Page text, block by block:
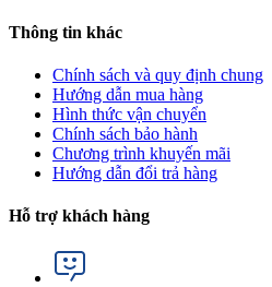
Thông tin khác
Chính sách và quy định chung
Hướng dẫn mua hàng
Hình thức vận chuyển
Chính sách bảo hành
Chương trình khuyến mãi
Hướng dẫn đổi trả hàng
Hỗ trợ khách hàng